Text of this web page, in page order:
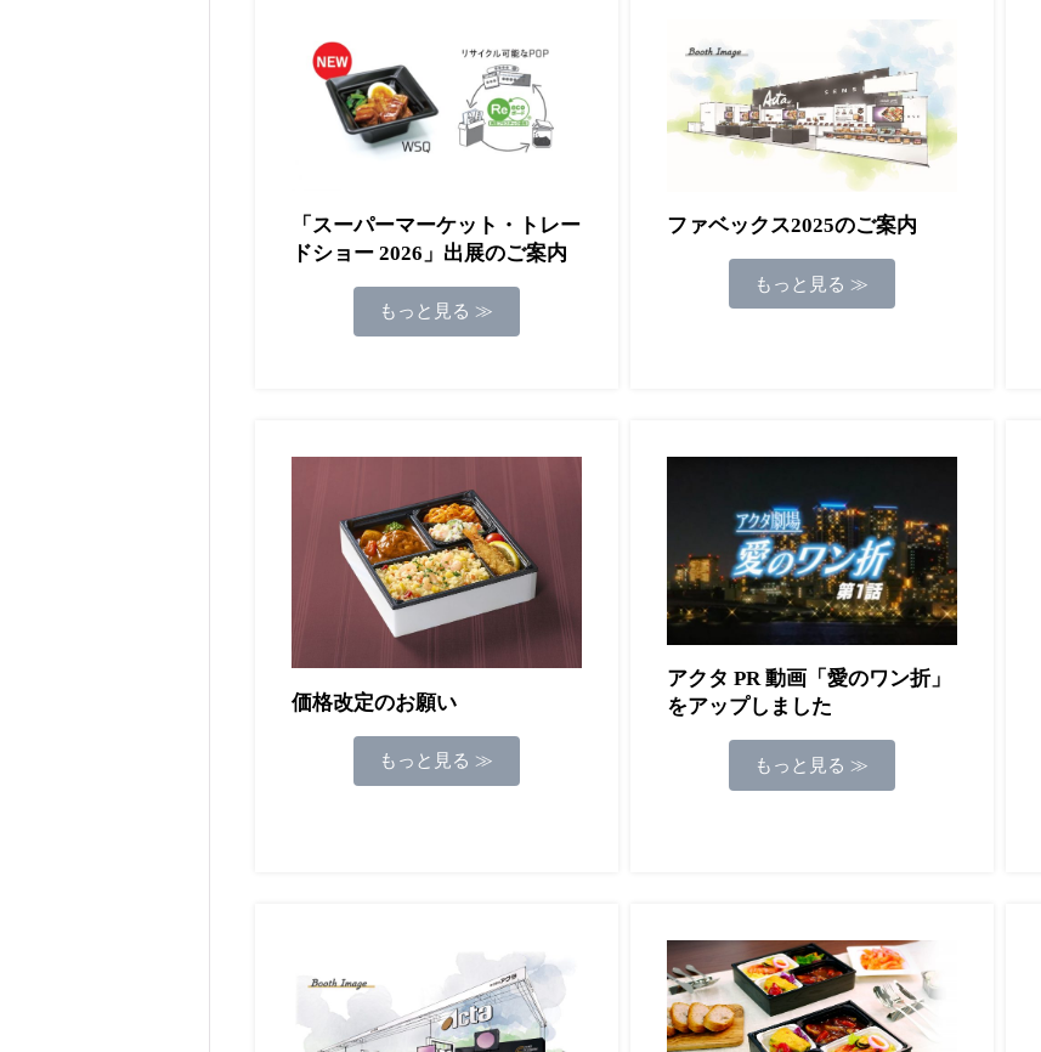
「スーパーマーケット・トレー
ドショー 2026」出展のご案内
もっと見る ≫
ファベックス2025のご案内
もっと見る ≫
価格改定のお願い
もっと見る ≫
アクタ PR 動画「愛のワン折」
をアップしました
もっと見る ≫